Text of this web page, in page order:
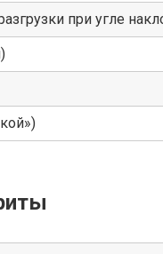
при угле